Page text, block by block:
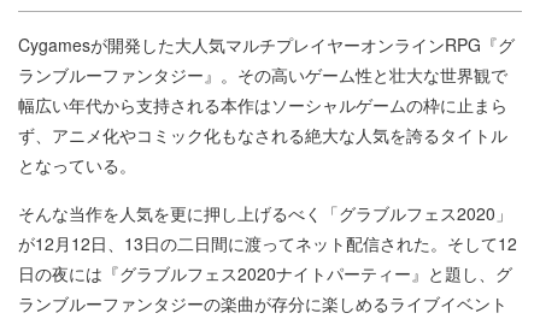
Cygamesが開発した大人気マルチプレイヤーオンラインRPG『グ
ランブルーファンタジー』。その高いゲーム性と壮大な世界観で
幅広い年代から支持される本作はソーシャルゲームの枠に止まら
ず、アニメ化やコミック化もなされる絶大な人気を誇るタイトル
となっている。
そんな当作を人気を更に押し上げるべく「グラブルフェス2020」
が12月12日、13日の二日間に渡ってネット配信された。そして12
日の夜には『グラブルフェス2020ナイトパーティー』と題し、グ
ランブルーファンタジーの楽曲が存分に楽しめるライブイベント